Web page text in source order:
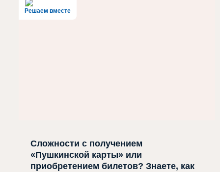
Решаем вместе
Сложности с получением
«Пушкинской карты» или
приобретением билетов? Знаете, как